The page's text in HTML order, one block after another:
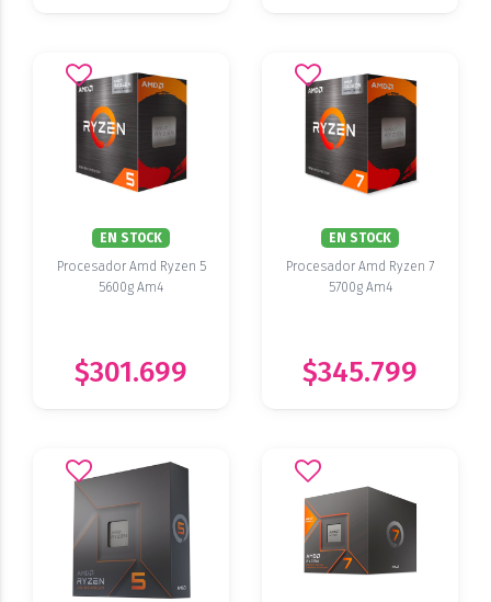
EN STOCK
Procesador Amd Ryzen 5
5600g Am4
$301.699
EN STOCK
Procesador Amd Ryzen 7
5700g Am4
$345.799